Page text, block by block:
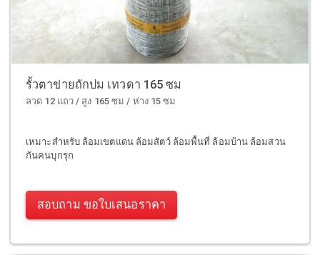
รั้วตาข่ายถักปม เทวดา 165 ซม
ลวด 12 แถว / สูง 165 ซม / ห่าง 15 ซม
เหมาะสำหรับ ล้อมเขตแดน ล้อมสัตว์ ล้อมพื้นที่ ล้อมบ้าน ล้อมสวน
กันคนบุกรุก
สอบถาม ขอใบเสนอราคา